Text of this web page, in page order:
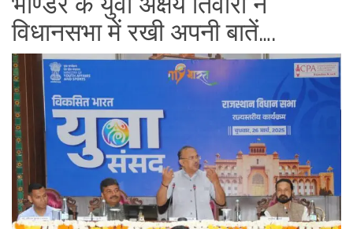
विधानसभा में रखी अपनी बातें….